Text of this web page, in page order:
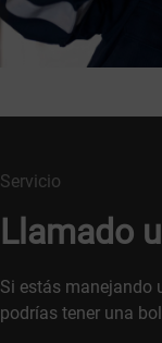
Servicio
Llamado
Si estás manejando
podrías tener una